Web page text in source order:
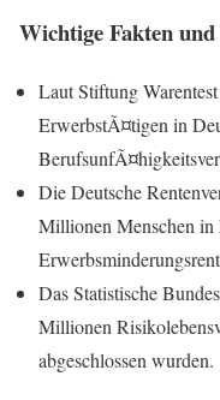
Wichtige Fakten
Laut Stiftung
ErwerbstÃ¤tigen in
Die Deutsche
Millionen Menschen in
Das Statistische
Millionen
abgeschlossen wurden.